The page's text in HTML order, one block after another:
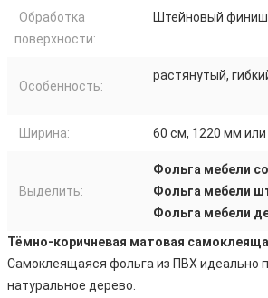
Обработка
поверхности:
Штейновый финиш
Особенность:
растянутый,
Ширина: 60 см, 1220 мм или
Выделить:
Фольга мебели
Фольга мебели
Фольга мебели
Тёмно-коричневая матовая
Самоклеящаяся фольга из ПВХ идеально
натуральное дерево.